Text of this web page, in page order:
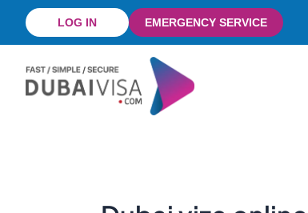
Skip
LOG IN EMERGENCY SERVICE